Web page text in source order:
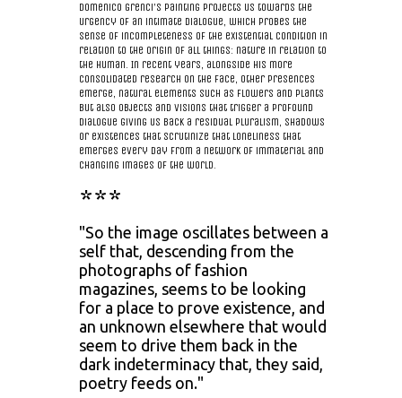
Domenico Grenci's painting projects us towards the
urgency of an intimate dialogue, which probes the
sense of incompleteness of the existential condition in
relation to the origin of all things: nature in relation to
the human. In recent years, alongside his more
consolidated research on the face, other presences
emerge, natural elements such as flowers and plants
but also objects and visions that trigger a profound
dialogue giving us back a residual pluralism, shadows
or existences that scrutinize that loneliness that
emerges every day from a network of immaterial and
changing images of the world.
***
"So the image oscillates between a
self that, descending from the
photographs of fashion
magazines, seems to be looking
for a place to prove existence, and
an unknown elsewhere that would
seem to drive them back in the
dark indeterminacy that, they said,
poetry feeds on."